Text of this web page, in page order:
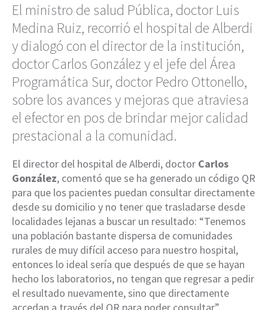
El ministro de salud Pública, doctor Luis
Medina Ruiz, recorrió el hospital de Alberdi
y dialogó con el director de la institución,
doctor Carlos González y el jefe del Área
Programática Sur, doctor Pedro Ottonello,
sobre los avances y mejoras que atraviesa
el efector en pos de brindar mejor calidad
prestacional a la comunidad.
El director del hospital de Alberdi, doctor Carlos
González, comentó que se ha generado un código QR
para que los pacientes puedan consultar directamente
desde su domicilio y no tener que trasladarse desde
localidades lejanas a buscar un resultado: “Tenemos
una población bastante dispersa de comunidades
rurales de muy difícil acceso para nuestro hospital,
entonces lo ideal sería que después de que se hayan
hecho los laboratorios, no tengan que regresar a pedir
el resultado nuevamente, sino que directamente